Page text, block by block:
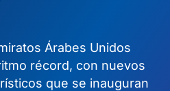
Árabes Unidos
récord, con nuevos
que se inauguran